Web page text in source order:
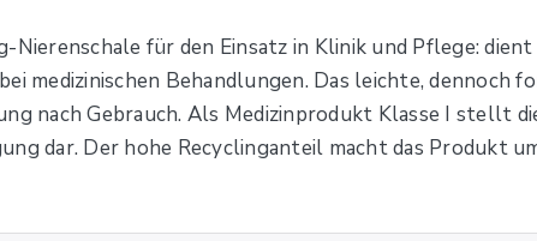
Nierenschale für den Einsatz in Klinik und Pflege:
medizinischen Behandlungen. Das leichte,
nach Gebrauch. Als Medizinprodukt Klasse I stellt
dar. Der hohe Recyclinganteil macht das Produkt